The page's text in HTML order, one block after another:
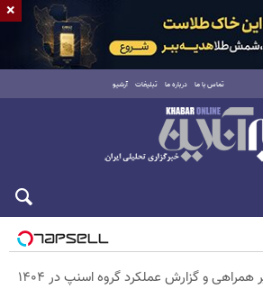
تماس با ما درباره ما تبلیغات آرشیو
شنبه ۱۷ مرداد ۱۴۰۵
همراهی و گزارش عملکرد گروه اسنپ در ۱۴۰۴
×